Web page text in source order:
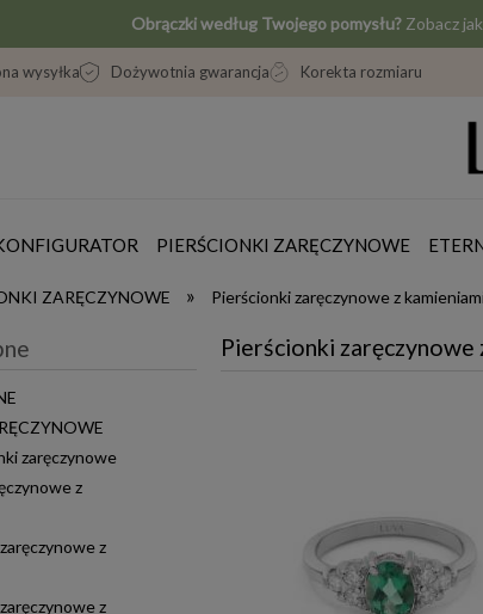
Obrączki według Twojego pomysłu? Zobacz
wysyłka Dożywotnia gwarancja Korekta rozmiaru
PIERŚCIONKI ZARĘCZYNOWE
ZARĘCZYNOWE » Pierścionki zaręczynowe z
zaręczynowe
z
z
z
Pierścionki zaręczynowe